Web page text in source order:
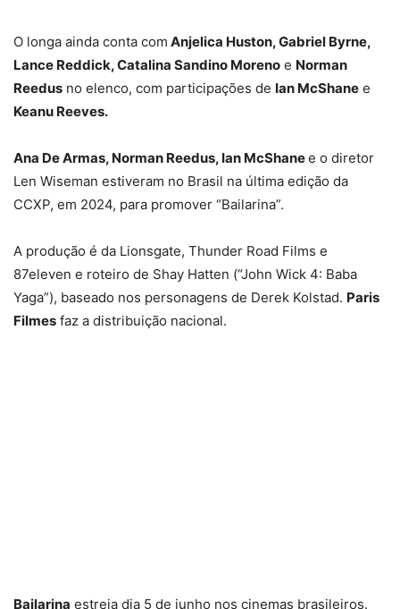
O longa ainda conta com Anjelica Huston, Gabriel Byrne,
Lance Reddick, Catalina Sandino Moreno e Norman
Reedus no elenco, com participações de Ian McShane e
Keanu Reeves.
Ana De Armas, Norman Reedus, Ian McShanee o diretor
Len Wiseman estiveram no Brasil na última edição da
CCXP, em 2024, para promover “Bailarina”.
A produção é da Lionsgate, Thunder Road Films e
87eleven e roteiro de Shay Hatten (“John Wick 4: Baba
Yaga”), baseado nos personagens de Derek Kolstad. Paris
Filmes faz a distribuição nacional.
Bailarina estreia dia 5 de junho nos cinemas brasileiros.